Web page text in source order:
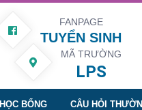
FANPAGE
TUYỂN SINH
MÃ TRƯỜNG
LPS
HỌC BỔNG CÂU HỎI